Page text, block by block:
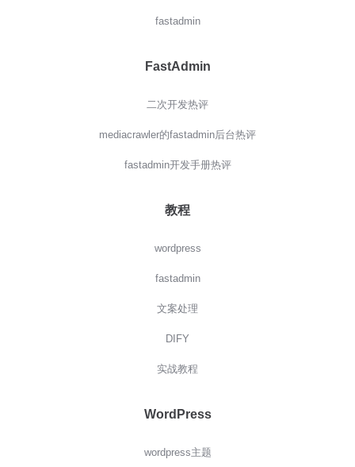
fastadmin
FastAdmin
二次开发热评
mediacrawler的fastadmin后台热评
fastadmin开发手册热评
教程
wordpress
fastadmin
文案处理
DIFY
实战教程
WordPress
wordpress主题